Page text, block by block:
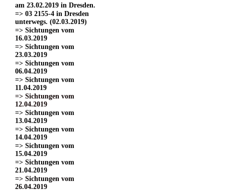
am 23.02.2019 in Dresden.
=> 03 2155-4 in Dresden
unterwegs. (02.03.2019)
=> Sichtungen vom
16.03.2019
=> Sichtungen vom
23.03.2019
=> Sichtungen vom
06.04.2019
=> Sichtungen vom
11.04.2019
=> Sichtungen vom
12.04.2019
=> Sichtungen vom
13.04.2019
=> Sichtungen vom
14.04.2019
=> Sichtungen vom
15.04.2019
=> Sichtungen vom
21.04.2019
=> Sichtungen vom
26.04.2019